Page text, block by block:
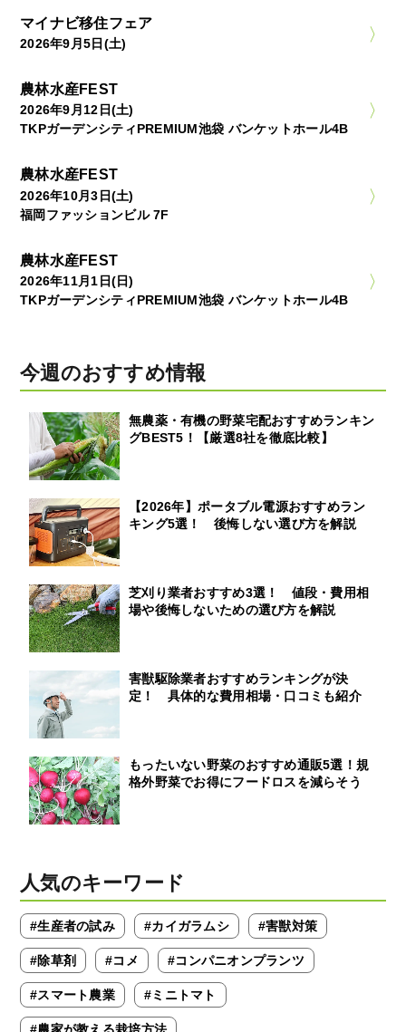
マイナビ移住フェア
2026年9月5日(土)
農林水産FEST
2026年9月12日(土)
TKPガーデンシティPREMIUM池袋 バンケットホール4B
農林水産FEST
2026年10月3日(土)
福岡ファッションビル 7F
農林水産FEST
2026年11月1日(日)
TKPガーデンシティPREMIUM池袋 バンケットホール4B
今週のおすすめ情報
無農薬・有機の野菜宅配おすすめランキン
グBEST5！【厳選8社を徹底比較】
【2026年】ポータブル電源おすすめラン
キング5選！ 後悔しない選び方を解説
芝刈り業者おすすめ3選！ 値段・費用相
場や後悔しないための選び方を解説
害獣駆除業者おすすめランキングが決
定！ 具体的な費用相場・口コミも紹介
もったいない野菜のおすすめ通販5選！規
格外野菜でお得にフードロスを減らそう
人気のキーワード
#生産者の試み #カイガラムシ #害獣対策
#除草剤 #コメ #コンパニオンプランツ
#スマート農業 #ミニトマト
#農家が教える栽培方法